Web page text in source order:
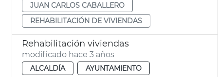
JUAN CARLOS CABALLERO
REHABILITACIÓN DE VIVIENDAS
Rehabilitación viviendas
modificado hace 3 años
ALCALDÍA AYUNTAMIENTO